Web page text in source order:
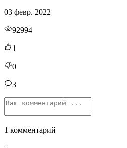
03 февр. 2022
92994
1
0
3
1 комментарий